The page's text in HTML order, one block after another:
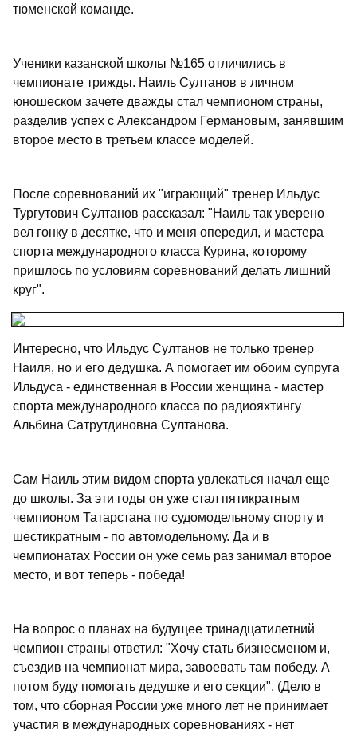
тюменской команде.
Ученики казанской школы №165 отличились в
чемпионате трижды. Наиль Султанов в личном
юношеском зачете дважды стал чемпионом страны,
разделив успех с Александром Германовым, занявшим
второе место в третьем классе моделей.
После соревнований их "играющий" тренер Ильдус
Тургутович Султанов рассказал: "Наиль так уверено
вел гонку в десятке, что и меня опередил, и мастера
спорта международного класса Курина, которому
пришлось по условиям соревнований делать лишний
круг".
Интересно, что Ильдус Султанов не только тренер
Наиля, но и его дедушка. А помогает им обоим супруга
Ильдуса - единственная в России женщина - мастер
спорта международного класса по радиояхтингу
Альбина Сатрутдиновна Султанова.
Сам Наиль этим видом спорта увлекаться начал еще
до школы. За эти годы он уже стал пятикратным
чемпионом Татарстана по судомодельному спорту и
шестикратным - по автомодельному. Да и в
чемпионатах России он уже семь раз занимал второе
место, и вот теперь - победа!
На вопрос о планах на будущее тринадцатилетний
чемпион страны ответил: "Хочу стать бизнесменом и,
съездив на чемпионат мира, завоевать там победу. А
потом буду помогать дедушке и его секции". (Дело в
том, что сборная России уже много лет не принимает
участия в международных соревнованиях - нет